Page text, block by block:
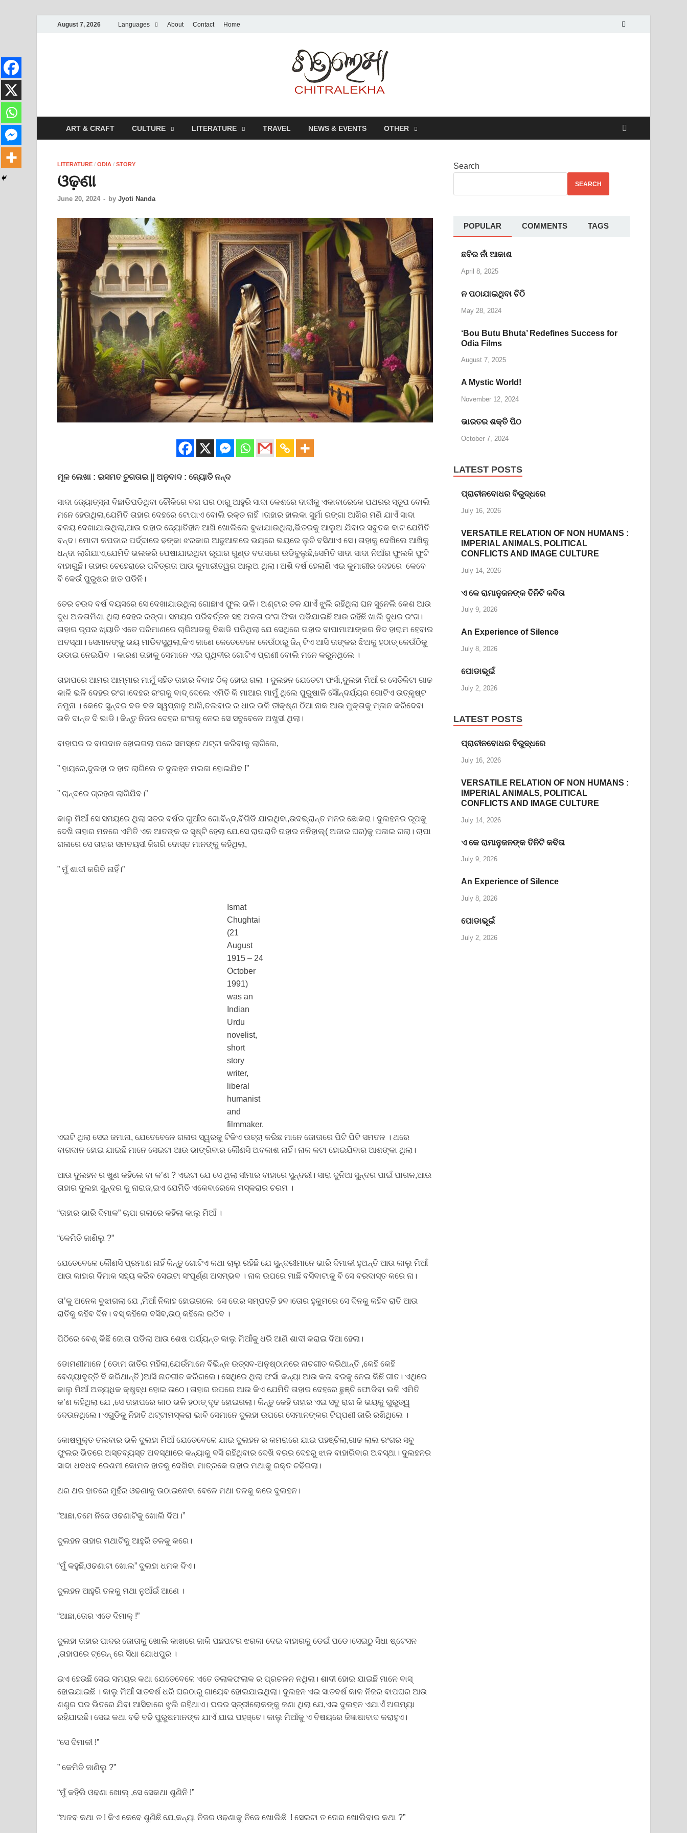
August 7, 2026 Languages About Contact Home
ART & CRAFT CULTURE LITERATURE TRAVEL NEWS & EVENTS OTHER
LITERATURE / ODIA / STORY
ଓଢ଼ଣା
June 20, 2024 - by Jyoti Nanda
ମୂଳ ଲେଖା : ଇସମତ ଚୁଗତାଇ ଅନୁବାଦ : ଜ୍ୟୋତି ନନ୍ଦ
ସାଦା ଜ୍ୟୋତ୍ସ୍ନା ବିଛାଡିପଡିଥିବା ଚୌକିରେ ବଗ ପର ଠାରୁ ଆହୁରି ସାଦା କେଶରେ ଦାଦୀକୁ ଏକାବାରେକେ ପଥରର ସ୍ତୂପ ବୋଲି
ମନେ ହେଉଥିଲା,ଯେମିତି ତାହାର ଦେହରେ ଟୋପାଏ ବୋଲି ରକ୍ତ ନାହିଁ ।ତାହାର ହାଲକା ସୁର୍ମା ରଙ୍ଗା ଆଖିର ମଣି ଯାଏଁ ସାଦା
ବଳୟ ଦେଖାଯାଉଥିଲା,ଆଉ ତାହାର ଜ୍ୟୋତିହୀନ ଆଖି ଖୋଲିଲେ ବୁଝାଯାଉଥିଲା,ଭିତରକୁ ଆଲୁଅ ଯିବାର ସବୁତକ ବାଟ ଯେମିତି
ବନ୍ଦ। ମୋଟା କପଡାର ପର୍ଦ୍ଦାରେ ଢଙ୍କା ଝରକାର ଆଢୁଆଳରେ ଭୟରେ ଭୟରେ ଲୁଚି ବସିଥାଏ ସେ। ତାହାକୁ ଦେଖିଲେ ଆଖିକୁ
ଧନ୍ଦା ଲାଗିଯାଏ,ଯେମିତି ଭଲକରି ପେଷାଯାଇଥିବା ରୂପାର ଗୁଣ୍ଡ ବତାସରେ ଉଡିବୁଲୁଛି,ସେମିତି ସାଦା ସାଦା ନିଆଁର ଫୁଲକି ଫୁଟି
ବାହାରୁଛି। ତାହାର ଚେହେରାରେ ପବିତ୍ରତା ଆଉ କୁମାରୀତ୍ୱର ଆଲୁଅ ଥିଲା। ଅଶି ବର୍ଷ ହେଲାଣି ଏଇ କୁମାରୀର ଦେହରେ କେବେ
ବି କେଉଁ ପୁରୁଷର ହାତ ପଡିନି।
ତେର ଚଉଦ ବର୍ଷ ବୟସରେ ସେ ଦେଖାଯାଉଥିଲା ଗୋଛାଏ ଫୁଲ ଭଳି। ଅଣ୍ଟାର ତଳ ଯାଏଁ ଝୁଲି ରହିଥିଲା ଘନ ସୁନେଲି କେଶ ଆଉ
ଦୁଧ ଅଳତାମିଶା ଥିଲା ଦେହର ରଙ୍ଗ। ସମୟର ପରିବର୍ତ୍ତନ ସହ ଅଳତା ରଂଗ ଫିକା ପଡିଯାଇଛି ଆଉ ରହିଛି ଖାଲି ଦୁଧର ରଂଗ।
ତାହାର ରୂପର ଖ୍ୟାତି ଏତେ ପରିମାଣରେ ଚାରିଆଡକୁ ବିଛାଡି ପଡିଥିଲା ଯେ ସେଥିରେ ତାହାର ବାପାମାଆଙ୍କର ନିଦ ହାରାମ ହେବାର
ଅବସ୍ଥା। ସେମାନଙ୍କୁ ଭୟ ମାଡିବସୁଥିଲା,କିଏ ଜାଣେ କେତେବେଳେ କେଉଁଠାରୁ ଜିନ୍ ଟିଏ ଆସି ତାଙ୍କର ଝିଅକୁ ହଠାତ୍ କେଉଁଠିକୁ
ଉଡାଇ ନେଇଯିବ । କାରଣ ତାହାକୁ ସେମାନେ ଏଇ ପୃଥିବୀର ଗୋଟିଏ ପ୍ରାଣୀ ବୋଲି ମନେ କରୁନଥିଲେ ।
ତାହାପରେ ଆମର ଆମ୍ମାର ମାମୁଁ ସହିତ ତାହାର ବିବାହ ଠିକ୍ ହୋଇ ଗଲା । ଦୁଲହନ ଯେତେଟା ଫର୍ସା,ଦୁଲହା ମିଆଁ ର ସେତିକିଟା ଗାଢ
କାଳି ଭଳି ଦେହର ରଂଗ।ଦେହର ରଂଗକୁ ବାଦ୍ ଦେଲେ ଏମିତି କି ମାଆର ମାମୁଁ ଥିଲେ ପୁରୁଷାଳି ସୌନ୍ଦର୍ଯ୍ୟର ଗୋଟିଏ ଉତ୍କୃଷ୍ଟ
ନମୁନା । କେତେ ସୁନ୍ଦର ବଡ ବଡ ସ୍ୱପ୍ନାଳୁ ଆଖି,ତଲବାର ର ଧାର ଭଳି ତୀକ୍ଷ୍ଣ ଠିଆ ନାକ ଆଉ ମୁକ୍ତାକୁ ମ୍ଳାନ କରିଦେବା
ଭଳି ଦାନ୍ତ ଦି ଭାଡି। କିନ୍ତୁ ନିଜର ଦେହର ରଂଗକୁ ନେଇ ସେ ସବୁବେଳେ ଅଖୁସୀ ଥିଲା।
ବାହାଘର ର ବାଗଦାନ ହୋଇଗଲା ପରେ ସମସ୍ତେ ଥଟ୍ଟା କରିବାକୁ ଲାଗିଲେ,
” ହାୟରେ,ଦୁଲହା ର ହାତ ଲାଗିଲେ ତ ଦୁଲହନ ମଇଳା ହୋଇଯିବ !”
” ଚାନ୍ଦରେ ଗ୍ରହଣ ଲାଗିଯିବ।”
କାଲୁ ମିଆଁ ସେ ସମୟରେ ଥିଲା ସତର ବର୍ଷର ଗୁଆଁର ଗୋବିନ୍ଦ,ବିଗିଡି ଯାଇଥିବା,ଉଦଭ୍ରାନ୍ତ ମନର ଛୋକରା। ଦୁଲହନର ରୂପକୁ
ଦେଖି ତାହାର ମନରେ ଏମିତି ଏକ ଆତଙ୍କ ର ସୃଷ୍ଟି ହେଲା ଯେ,ସେ ରାତାରାତି ତାହାର ନନିହାଲ୍( ଅଜାର ଘର)କୁ ପଳାଇ ଗଲା। ଚାପା
ଗଳାରେ ସେ ତାହାର ସମବୟସୀ ଜିଗରି ଦୋସ୍ତ ମାନଙ୍କୁ କହିଥିଲା,
” ମୁଁ ଶାଦୀ କରିବି ନାହିଁ।”
Ismat
Chughtai
(21
August
1915 – 24
October
1991)
was an
Indian
Urdu
novelist,
short
story
writer,
liberal
humanist
and
filmmaker.
ଏଇଟି ଥିଲା ସେଇ ଜମାନା, ଯେତେବେଳେ ଗଳାର ସ୍ୱରକୁ ଟିକିଏ ଉଚ୍ଚା କରିଛ ମାନେ ଜୋତାରେ ପିଟି ପିଟି ସମତଳ । ଥରେ
ବାଗଦାନ ହୋଇ ଯାଇଛି ମାନେ ସେଇଟା ଆଉ ଭାଙ୍ଗିବାର କୌଣସି ଅବକାଶ ନାହିଁ। ନାକ କଟା ହୋଇଯିବାର ଆଶଙ୍କା ଥିଲା।
ଆଉ ଦୁଲହନ ର ଖୁଣ କହିଲେ ବା କ’ଣ ? ଏଇଟା ଯେ ସେ ଥିଲା ସୀମାର ବାହାରେ ସୁନ୍ଦରୀ। ସାରା ଦୁନିଆ ସୁନ୍ଦର ପାଇଁ ପାଗଳ,ଆଉ
ତାହାର ଦୁଲହା ସୁନ୍ଦର କୁ ନାରାଜ,ଇଏ ଯେମିତି ଏକେବାରେକେ ମସ୍କରାର ଚରମ ।
“ତାହାର ଭାରି ଦିମାକ” ଚାପା ଗଳାରେ କହିଲା କାଲୁ ମିଆଁ ।
“କେମିତି ଜାଣିଲୁ ?”
ଯେତେବେଳେ କୌଣସି ପ୍ରମାଣ ନାହିଁ କିନ୍ତୁ ଗୋଟିଏ କଥା ଚାଲୁ ରହିଛି ଯେ ସୁନ୍ଦରୀମାନେ ଭାରି ଦିମାକୀ ହୁଅନ୍ତି ଆଉ କାଲୁ ମିଆଁ
ଆଉ କାହାର ଦିମାକ ସହ୍ୟ କରିବ ସେଇଟା ସଂପୂର୍ଣ୍ଣ ଅସମ୍ଭବ । ନାକ ଉପରେ ମାଛି ବସିବାଟାକୁ ବି ସେ ବରଦାସ୍ତ କରେ ନା।
ତା’କୁ ଅନେକ ବୁଝାଗଲା ଯେ ,ମିଆଁ ନିକାହ ହୋଇଗଲେ ସେ ତୋର ସମ୍ପତ୍ତି ହବ।ତୋର ହୁକୁମରେ ସେ ଦିନକୁ କହିବ ରାତି ଆଉ
ରାତିକୁ କହିବ ଦିନ। ବସ୍ କହିଲେ ବସିବ,ଉଠ୍ କହିଲେ ଉଠିବ ।
ପିଠିରେ ବେଶ୍ କିଛି ଜୋତା ପଡିଲା ଆଉ ଶେଷ ପର୍ଯ୍ୟନ୍ତ କାଲୁ ମିଆଁକୁ ଧରି ଆଣି ଶାଦୀ କରାଇ ଦିଆ ହେଲା।
ଡୋମଣୀମାନେ ( ଡୋମ ଜାତିର ମହିଳା,ଯେଉଁମାନେ ବିଭିନ୍ନ ଉତ୍ସବ-ଅନୁଷ୍ଠାନରେ ନାଚଗୀତ କରିଥାନ୍ତି ,କେହି କେହି
ବେଶ୍ୟାବୃତ୍ତି ବି କରିଥାନ୍ତି )ଆସି ନାଚଗୀତ କରିଗଲେ। ସେଥିରେ ଥିଲା ଫର୍ସା କନ୍ୟା ଆଉ କଳା ବରକୁ ନେଇ କିଛି ଗୀତ। ଏଥିରେ
କାଲୁ ମିଆଁ ଅତ୍ୟଧିକ କ୍ଷୁବ୍ଧ ହୋଇ ଉଠେ। ତାହାର ଉପରେ ଆଉ କିଏ ଯେମିତି ତାହାର ଦେହରେ ଛୁଞ୍ଚି ଫୋଡିବା ଭଳି ଏମିତି
କ’ଣ କହିଥିଲା ଯେ ,ସେ ତାହାପରେ କାଠ ଭଳି ହଠାତ୍ ଦୃଢ ହୋଇଗଲା। କିନ୍ତୁ କେହି ତାହାର ଏଇ ସବୁ ରାଗ କି ଭୟକୁ ଗୁରୁତ୍ୱ
ଦେଉନଥିଲେ। ଏଗୁଡିକୁ ନିହାତି ଥଟ୍ଟାମସ୍କରା ଭାବି ସେମାନେ ଦୁଲହା ଉପରେ ସେମାନଙ୍କର ଟିପ୍ପଣୀ ଜାରି ରଖିଥିଲେ ।
କୋଷମୁକ୍ତ ତଲବାର ଭଳି ଦୁଲହା ମିଆଁ ଯେତେବେଳେ ଯାଇ ଦୁଲହନ ର କମରାରେ ଯାଇ ପହଞ୍ଚିଲା,ଗାଢ ଲାଲ ରଂଗର ସବୁ
ଫୁଲର ଭିତରେ ଅସ୍ତବ୍ୟସ୍ତ ଅବସ୍ଥାରେ କନ୍ୟାକୁ ବସି ରହିଥିବାର ଦେଖି ବରର ଦେହରୁ ଝାଳ ବାହାରିବାର ଅବସ୍ଥା। ଦୁଲହନର
ସାଦା ଧବଧବ ରେଶମୀ କୋମଳ ହାତକୁ ଦେଖିବା ମାତ୍ରକେ ତାହାର ମଥାକୁ ରକ୍ତ ଚଢିଗଲା।
ଥର ଥର ହାତରେ ମୁହଁର ଓଢଣାକୁ ଉଠାଇନେବା ବେଳେ ମଥା ତଳକୁ କରେ ଦୁଲହନ।
“ଆଛା,ତମେ ନିଜେ ଓଢଣାଟିକୁ ଖୋଲି ଦିଅ।”
ଦୁଲହନ ତାହାର ମଥାଟିକୁ ଆହୁରି ତଳକୁ କରେ।
“ମୁଁ କହୁଛି,ଓଢଣାଟା ଖୋଲ” ଦୁଲହା ଧମକ ଦିଏ।
ଦୁଲହନ ଆହୁରି ତଳକୁ ମଥା ନୁଆଁଇଁ ଆଣେ ।
“ଆଛା,ତୋର ଏତେ ଦିମାକ୍ !”
ଦୁଲହା ତାହାର ପାଦର ଜୋତାକୁ ଖୋଲି କାଖରେ ଜାକି ପଛପଟର ଝରକା ଦେଇ ବାହାରକୁ ଡେଇଁ ପଡେ।ସେଇଠୁ ସିଧା ଷ୍ଟେସନ
,ତାହାପରେ ଟ୍ରେନ୍ ରେ ସିଧା ଯୋଧପୁର ।
ଇଏ ହେଉଛି ସେଇ ସମୟର କଥା ଯେତେବେଳେ ଏତେ ତଲାକଫଲାକ ର ପ୍ରଚଳନ ନଥିଲା। ଶାଦୀ ହୋଇ ଯାଇଛି ମାନେ ବାସ୍
ହୋଇଯାଇଛି । କାଲୁ ମିଆଁ ସାତବର୍ଷ ଧରି ଘରଠାରୁ ଗାୟେବ ହୋଇଯାଇଥିଲା। ଦୁଲହନ ଏଇ ସାତବର୍ଷ କାଳ ନିଜର ବାପଘର ଆଉ
ଶଶୁର ଘର ଭିତରେ ଯିବା ଆସିବାରେ ଝୁଲି ରହିଥାଏ। ଘରର ସ୍ତ୍ରୀଲୋକଙ୍କୁ ଜଣା ଥିଲା ଯେ,ଏଇ ଦୁଲହନ ଏଯାଏଁ ଅଗମ୍ୟା
ରହିଯାଇଛି। ସେଇ କଥା ବଢି ବଢି ପୁରୁଷମାନଙ୍କ ଯାଏଁ ଯାଇ ପହଞ୍ଚେ। କାଲୁ ମିଆଁକୁ ଏ ବିଷୟରେ ଜିଜ୍ଞାଷାବାଦ କରାହୁଏ।
“ସେ ଦିମାକୀ !”
” କେମିତି ଜାଣିଲୁ ?”
“ମୁଁ କହିଲି ଓଢଣା ଖୋଲ୍ ,ସେ ସେକଥା ଶୁଣିନି !”
“ଅଜବ କଥା ତ ! କିଏ କେବେ ଶୁଣିଛି ଯେ,କନ୍ୟା ନିଜର ଓଢଣାକୁ ନିଜେ ଖୋଲିଛି ! ସେଇଟା ତ ତୋର ଖୋଲିବାର କଥା ?”
Search
SEARCH
POPULAR COMMENTS TAGS
ଛବିର ନାଁ ଆକାଶ
April 8, 2025
ନ ପଠାଯାଇଥିବା ଚିଠି
May 28, 2024
‘Bou Butu Bhuta’ Redefines Success for
Odia Films
August 7, 2025
A Mystic World!
November 12, 2024
ଭାରତର ଶକ୍ତି ପିଠ
October 7, 2024
LATEST POSTS
ପ୍ରାଚୀନବୋଧର ବିରୁଦ୍ଧରେ
July 16, 2026
VERSATILE RELATION OF NON HUMANS :
IMPERIAL ANIMALS, POLITICAL
CONFLICTS AND IMAGE CULTURE
July 14, 2026
ଏ କେ ରାମାନୁଜନଙ୍କ ତିନିଟି କବିତା
July 9, 2026
An Experience of Silence
July 8, 2026
ପୋଡାଭୂଇଁ
July 2, 2026
LATEST POSTS
ପ୍ରାଚୀନବୋଧର ବିରୁଦ୍ଧରେ
July 16, 2026
VERSATILE RELATION OF NON HUMANS :
IMPERIAL ANIMALS, POLITICAL
CONFLICTS AND IMAGE CULTURE
July 14, 2026
ଏ କେ ରାମାନୁଜନଙ୍କ ତିନିଟି କବିତା
July 9, 2026
An Experience of Silence
July 8, 2026
ପୋଡାଭୂଇଁ
July 2, 2026